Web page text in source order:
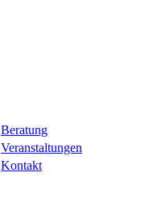
Beratung
Veranstaltungen
Kontakt